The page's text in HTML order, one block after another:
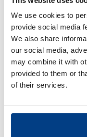
We use cookies to
provide social media
We also share
our social media,
may combine it with
provided to them or
of their services.
고압 처리(HPP)
한 개선